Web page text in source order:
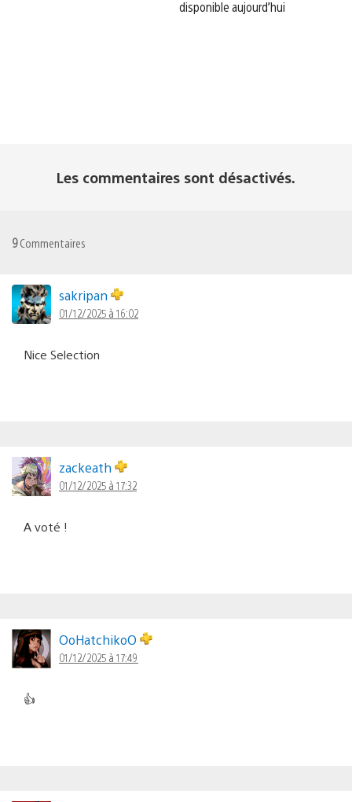
disponible aujourd’hui
Les commentaires sont désactivés.
9Commentaires
sakripan
01/12/2025 à 16:02
Nice Selection
zackeath
01/12/2025 à 17:32
A voté !
OoHatchikoO
01/12/2025 à 17:49
👍